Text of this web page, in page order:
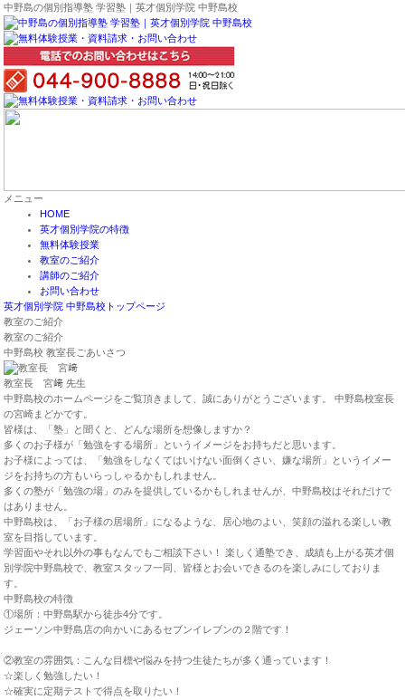
中野島の個別指導塾 学習塾｜英才個別学院 中野島校
メニュー
HOME
英才個別学院の特徴
無料体験授業
教室のご紹介
講師のご紹介
お問い合わせ
英才個別学院 中野島校トップページ
教室のご紹介
教室のご紹介
中野島校 教室長ごあいさつ
教室長 宮﨑 先生
中野島校のホームページをご覧頂きまして、誠にありがとうございます。 中野島校室長
の宮崎まどかです。
皆様は、「塾」と聞くと、どんな場所を想像しますか？
多くのお子様が「勉強をする場所」というイメージをお持ちだと思います。
お子様によっては、「勉強をしなくてはいけない面倒くさい、嫌な場所」というイメー
ジをお持ちの方もいらっしゃるかもしれません。
多くの塾が「勉強の場」のみを提供しているかもしれませんが、中野島校はそれだけで
はありません。
中野島校は、「お子様の居場所」になるような、居心地のよい、笑顔の溢れる楽しい教
室を目指しています。
学習面やそれ以外の事もなんでもご相談下さい！ 楽しく通塾でき、成績も上がる英才個
別学院中野島校で、教室スタッフ一同、皆様とお会いできるのを楽しみにしておりま
す。
中野島校の特徴
①場所：中野島駅から徒歩4分です。
ジェーソン中野島店の向かいにあるセブンイレブンの２階です！
②教室の雰囲気：こんな目標や悩みを持つ生徒たちが多く通っています！
☆楽しく勉強したい！
☆確実に定期テストで得点を取りたい！